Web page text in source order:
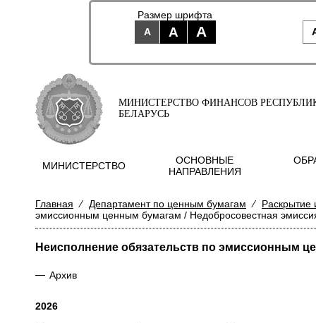
Размер шрифта
A
A A
МИНИСТЕРСТВО ФИНАНСОВ
БЕЛАРУСЬ
МИНИСТЕРСТВО
ОСНОВНЫЕ
НАПРАВЛЕНИЯ
Главная ⁄ Департамент по ценным бумагам ⁄
эмиссионным ценным бумагам / Недобросовестная
Неисполнение обязательств по эмиссионным
— Архив
2026